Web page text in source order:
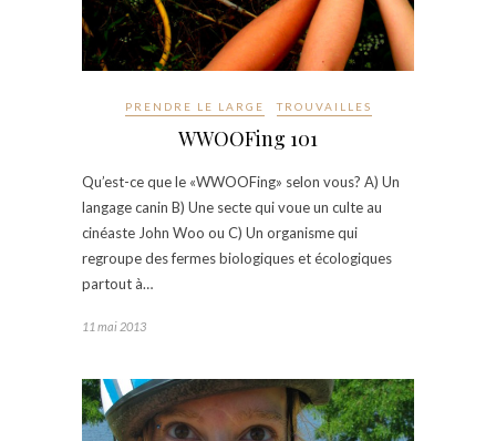
PRENDRE LE LARGE TROUVAILLES
WWOOFing 101
Qu’est-ce que le «WWOOFing» selon vous? A) Un
langage canin B) Une secte qui voue un culte au
cinéaste John Woo ou C) Un organisme qui
regroupe des fermes biologiques et écologiques
partout à…
11 mai 2013